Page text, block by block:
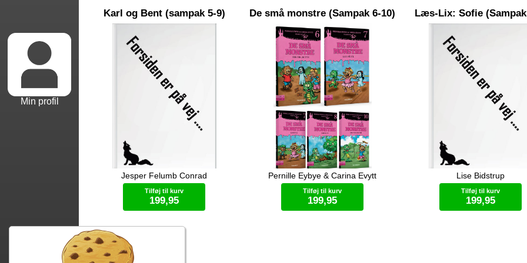
Min profil
Karl og Bent (sampak 5-9)
Pakken indeholder hele serien af Karl
og Bent (9 bøger i alt)
Jesper Felumb Conrad
Tilføj til kurv
199,95
De små monstre (Sampak 6-10)
Pernille Eybye & Carina Evytt
Tilføj til kurv
199,95
Læs-Lix: Sofie
Lise Bidstrup
Tilføj til kurv
199,95